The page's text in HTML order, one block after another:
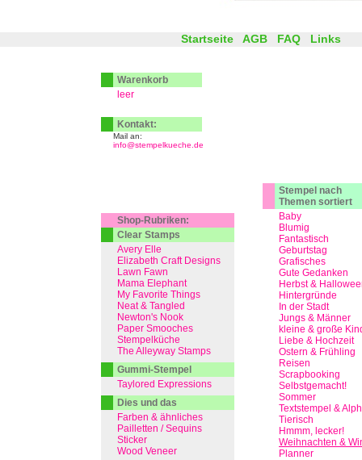
Stempel nach
Themen sortiert
Baby
Blumig
Fantastisch
Geburtstag
Grafisches
Gute Gedanken
Herbst &
Hintergründe
In der Stadt
Jungs & Männer
kleine & große
Liebe & Hochzeit
Ostern & Frühling
Reisen
Scrapbooking
Selbstgemacht!
Sommer
Textstempel &
Tierisch
Hmmm, lecker!
Weihnachten &
Planner
Startseite AGB FAQ Links
Warenkorb
leer
Kontakt:
Mail an:
info@stempelkueche.de
Shop-Rubriken:
Clear Stamps
Avery Elle
Elizabeth Craft Designs
Lawn Fawn
Mama Elephant
My Favorite Things
Neat & Tangled
Newton's Nook
Paper Smooches
Stempelküche
The Alleyway Stamps
Gummi-Stempel
Taylored Expressions
Dies und das
Farben & ähnliches
Pailletten / Sequins
Sticker
Wood Veneer